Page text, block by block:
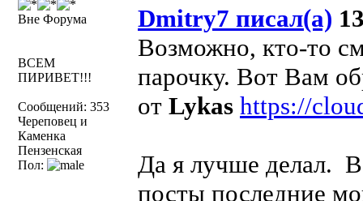
Вне Форума
ВСЕМ
ПИРИВЕТ!!!
Сообщений: 353
Череповец и
Каменка
Пензенская
Пол:
Dmitry7 писал(а)
Возможно, кто-то
парочку. Вот Вам
от Lykas https://
Да я лучше делал.
посты последние